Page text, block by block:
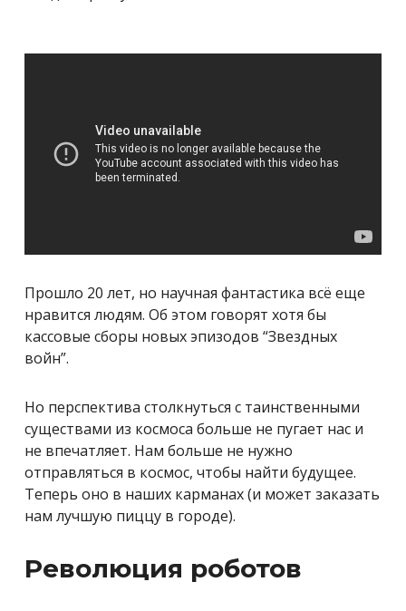
Прошло 20 лет, но научная фантастика всё еще
нравится людям. Об этом говорят хотя бы
кассовые сборы новых эпизодов “Звездных
войн”.
Но перспектива столкнуться с таинственными
существами из космоса больше не пугает нас и
не впечатляет. Нам больше не нужно
отправляться в космос, чтобы найти будущее.
Теперь оно в наших карманах (и может заказать
нам лучшую пиццу в городе).
Революция роботов